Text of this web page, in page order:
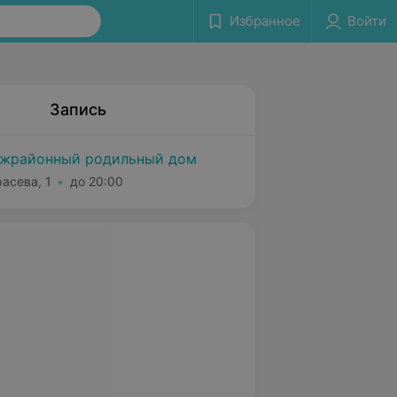
Избранное Войти
Запись
родильный дом
1 до 20:00